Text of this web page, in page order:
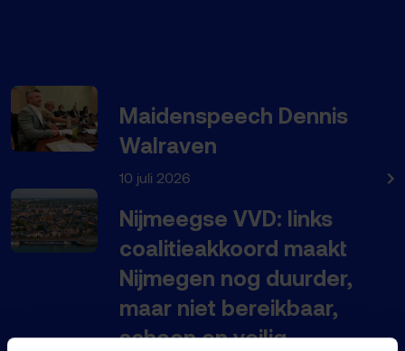
Maidenspeech Dennis
Walraven
10 juli 2026
Nijmeegse VVD: links
coalitieakkoord maakt
Nijmegen nog duurder,
maar niet bereikbaar,
schoon en veilig